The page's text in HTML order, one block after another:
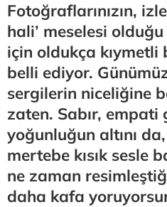
Fotoğraflarınızın,
hali’ meselesi
için oldukça
belli ediyor.
sergilerin niceliğine
zaten. Sabır,
yoğunluğun altını
mertebe kısık sesle
ne zaman
daha kafa